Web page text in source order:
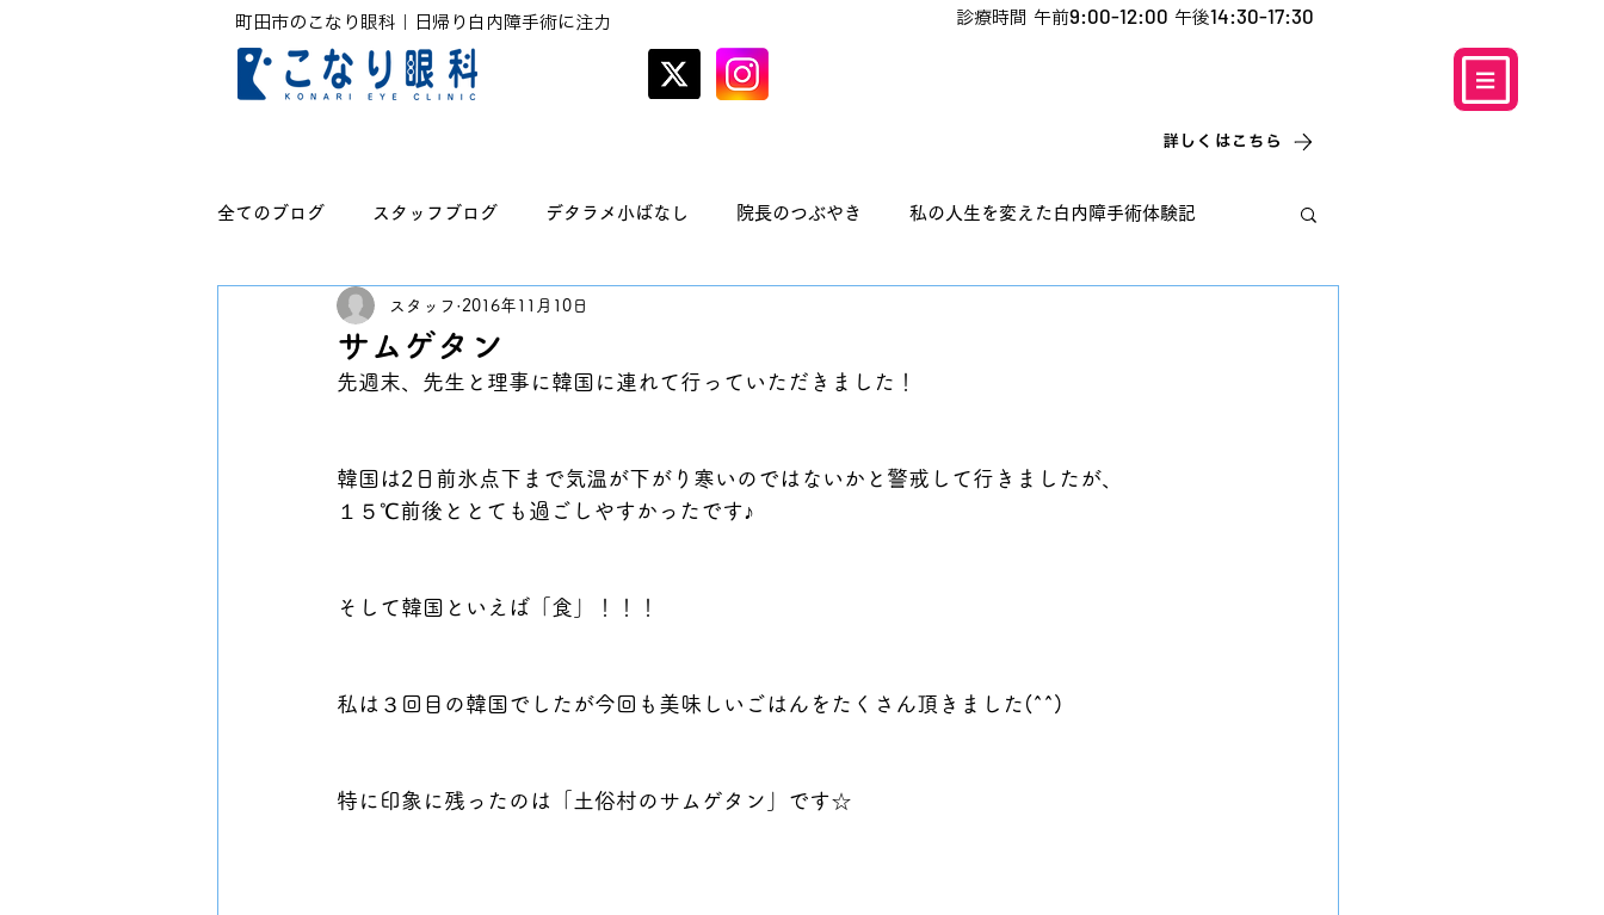
診療時間 午前9:00-12:00 午後14:30-17:30
詳しくはこちら
町田市のこなり眼科｜日帰り白内障手術に注力
全てのブログ スタッフブログ デタラメ小ばなし 院長のつぶやき 私の人生を変えた白内障手術体験記
無題のカテゴリー
サムゲタン
スタッフ 2016年11月10日
先週末、先生と理事に韓国に連れて行っていただきました！
韓国は2日前氷点下まで気温が下がり寒いのではないかと警戒して行きましたが、
１５℃前後ととても過ごしやすかったです♪
そして韓国といえば「食」！！！
私は３回目の韓国でしたが今回も美味しいごはんをたくさん頂きました(^^)
特に印象に残ったのは「土俗村のサムゲタン」です☆